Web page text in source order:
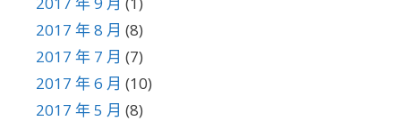
2017 年 8 月 (8)
2017 年 7 月 (7)
2017 年 6 月 (10)
2017 年 5 月 (8)